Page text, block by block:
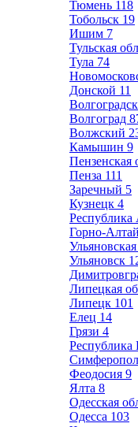
Тюмень 118
Тобольск 19
Ишим 7
Тульская
Тула 74
Донской 11
Волгоград
Волжский
Камышин 9
Пензенская
Пенза 111
Заречный 5
Кузнецк 4
Республика
Горно-
Ульяновск
Липецкая
Липецк 101
Елец 14
Грязи 4
Феодосия 9
Ялта 8
Одесская
Одесса 103